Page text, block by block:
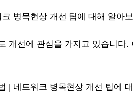
병목현상 개선 팁에 대해 알아
개선에 관심을 가지고 있습니다.
| 네트워크 병목현상 개선 팁에